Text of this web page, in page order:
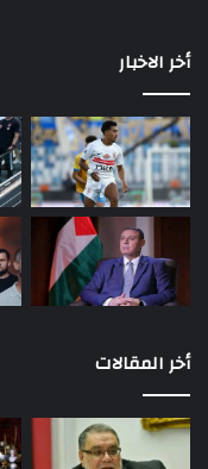
أخر الاخبار
أخر المقالات